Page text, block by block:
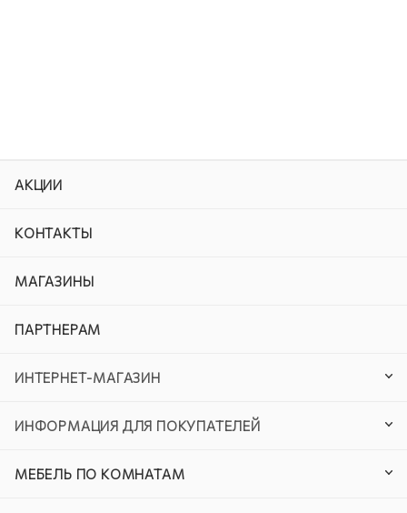
АКЦИИ
КОНТАКТЫ
МАГАЗИНЫ
ПАРТНЕРАМ
ИНТЕРНЕТ-МАГАЗИН
ИНФОРМАЦИЯ ДЛЯ ПОКУПАТЕЛЕЙ
МЕБЕЛЬ ПО КОМНАТАМ